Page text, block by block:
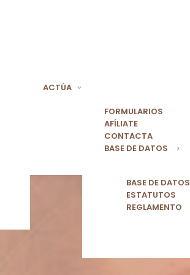
ACTÚA
FORMULARIOS
AFÍLIATE
CONTACTA
BASE DE DATOS
BASE DE DATOS
ESTATUTOS
REGLAMENTO